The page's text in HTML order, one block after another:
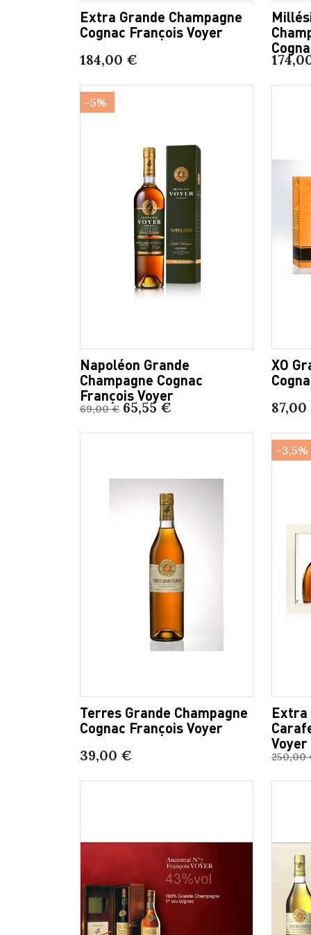
Extra Grande Champagne
Cognac François Voyer
184,00 €
Napoléon Grande
Champagne Cognac
François Voyer
69,00 € 65,55 €
-5%
XO
Terres Grande Champagne
Cognac François Voyer
39,00 €
Extra
Voyer
250,00
-3,5%